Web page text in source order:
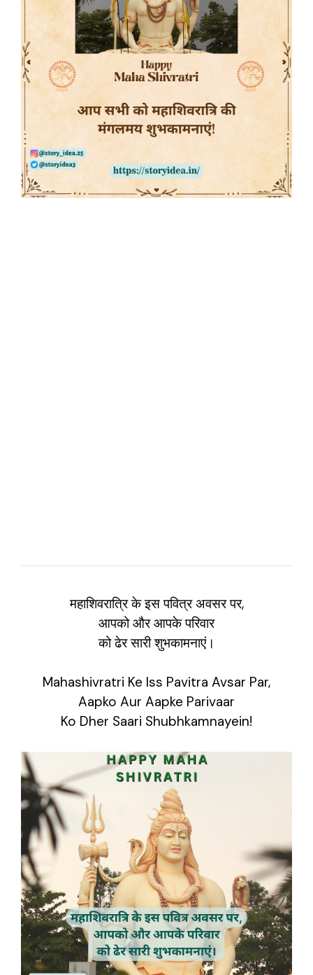
महाशिवरात्रि के इस पवित्र अवसर पर,
आपको और आपके परिवार
को ढेर सारी शुभकामनाएं।
Mahashivratri Ke Iss Pavitra Avsar Par,
Aapko Aur Aapke Parivaar
Ko Dher Saari Shubhkamnayein!